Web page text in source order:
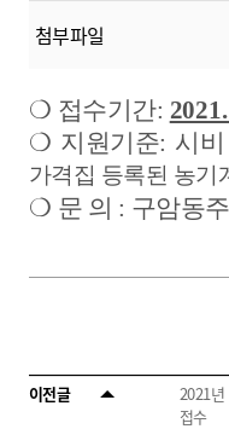
첨부파일
❍ 접수기간:
❍ 지원기준: 시비
가격집 등록된 농기
❍ 문 의 : 구암동
이전글
2021년
접수